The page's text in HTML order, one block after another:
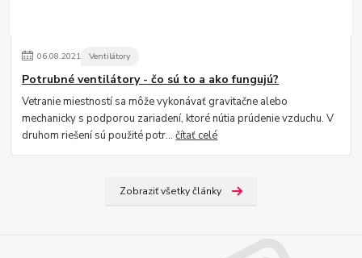
06.08.2021 Ventilátory
Potrubné ventilátory - čo sú to a ako fungujú?
Vetranie miestností sa môže vykonávať gravitačne alebo
mechanicky s podporou zariadení, ktoré nútia prúdenie vzduchu. V
druhom riešení sú použité potr...čítať celé
Zobraziť všetky články